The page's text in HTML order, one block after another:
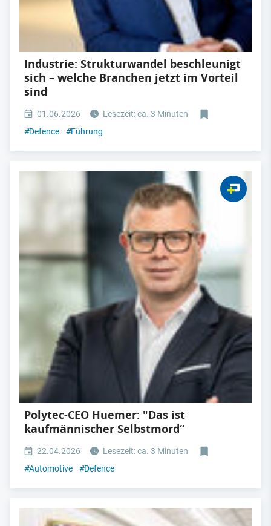
Industrie: Strukturwandel beschleunigt
sich – welche Branchen jetzt im Vorteil
sind
01.06.2026
Lesezeit: ca. 3 Minuten
#Defence #Führung
Polytec-CEO Huemer: "Das ist
kaufmännischer Selbstmord“
22.04.2026
Lesezeit: ca. 3 Minuten
#Automotive #Defence